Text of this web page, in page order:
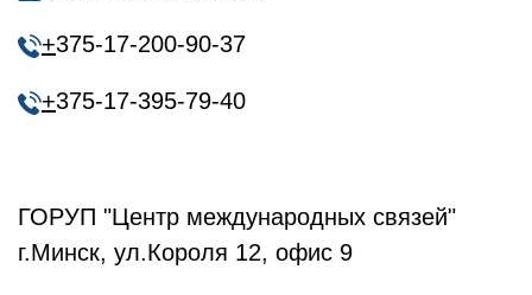
+375-17-200-90-37
+375-17-395-79-40
ГОРУП "Центр международных связей"
г.Минск, ул.Короля 12, офис 9